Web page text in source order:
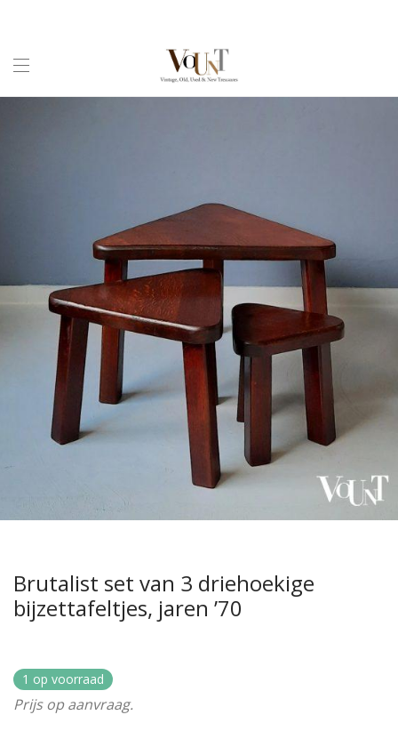
Brutalist set van 3 driehoekige
bijzettafeltjes, jaren ’70
1 op voorraad
Prijs op aanvraag.